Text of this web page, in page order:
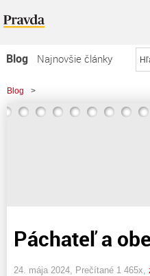
Blog
Najnovšie články
Najčítanejšie články
Najkomentovanejšie články
Blog >
Páchateľ a
24. mája 2024, Prečítané 1 465x,